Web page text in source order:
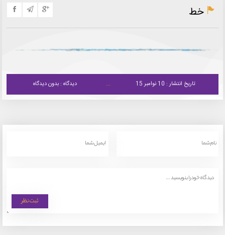
خط
تاریخ انتشار : 10 نوامبر 15 دیدگاه : بدون دیدگاه